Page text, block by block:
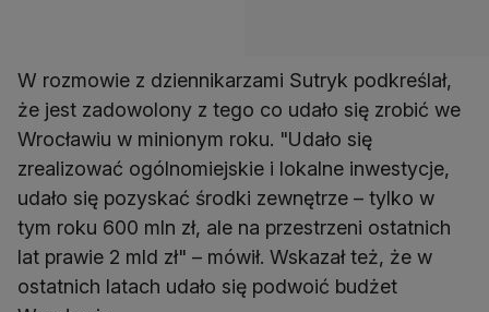
W rozmowie z dziennikarzami Sutryk podkreślał,
że jest zadowolony z tego co udało się zrobić we
Wrocławiu w minionym roku. "Udało się
zrealizować ogólnomiejskie i lokalne inwestycje,
udało się pozyskać środki zewnętrze – tylko w
tym roku 600 mln zł, ale na przestrzeni ostatnich
lat prawie 2 mld zł" – mówił. Wskazał też, że w
ostatnich latach udało się podwoić budżet